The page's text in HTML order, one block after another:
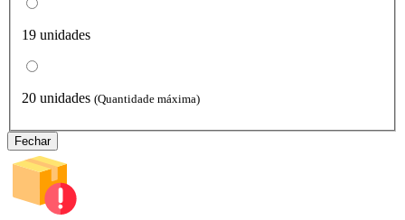
19 unidades
20 unidades (Quantidade máxima)
Fechar